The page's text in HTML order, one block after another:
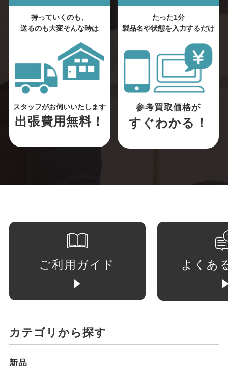
持っていくのも、
送るのも大変そんな時は
スタッフがお伺いいたします
出張費用無料！
たった1分
製品名や状態を入力するだけ
参考買取価格が
すぐわかる！
ご利用ガイド よくあ
カテゴリから探す
新品